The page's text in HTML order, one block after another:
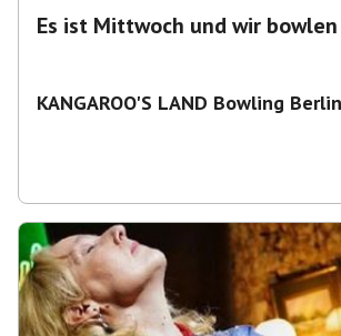
Es ist Mittwoch und wir
KANGAROO'S LAND Bowling Berlin